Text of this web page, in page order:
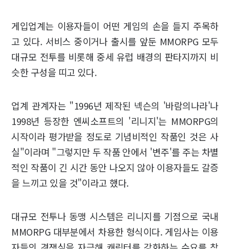
게입업계는 이용자들이 어떤 게임의 손을 들지 주목하
고 있다. 서비스 중이거나 출시를 앞둔 MMORPG 모두
대규모 전투를 비롯해 중세 유럽 배경의 판타지까지 비
슷한 구성을 띠고 있다.
업계 관계자는 "1996년 제작된 넥슨의 '바람의나라'나
1998년 등장한 엔씨소프트의 '리니지'는 MMORPG의
시작이라 평가받을 정도로 기념비적인 작품인 것은 사
실"이라며 "그렇지만 두 작품 안에서 '변주'를 주는 차별
적인 작품이 긴 시간 동안 나오지 않아 이용자들도 갈증
을 느끼고 있을 것"이라고 했다.
대규모 전투나 동맹 시스템은 리니지를 기점으로 국내
MMORPG 대부분에서 차용한 형식이다. 게임사는 이용